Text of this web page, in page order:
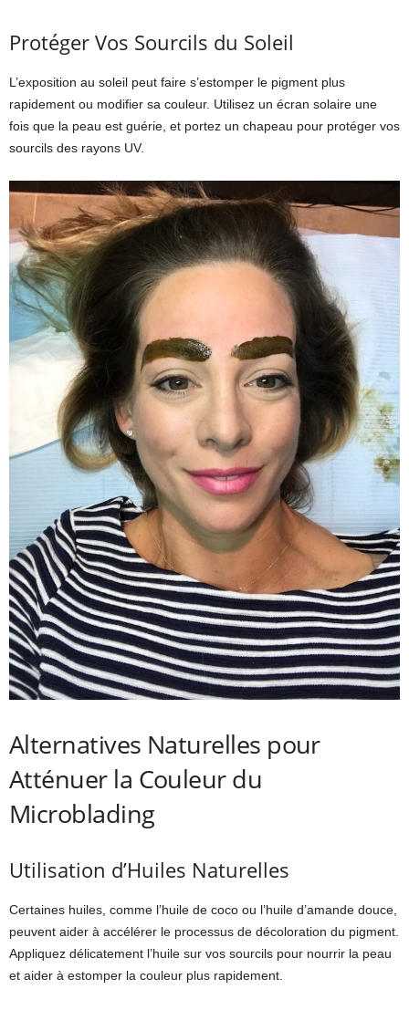
Protéger Vos Sourcils du Soleil
L’exposition au soleil peut faire s’estomper le pigment plus
rapidement ou modifier sa couleur. Utilisez un écran solaire une
fois que la peau est guérie, et portez un chapeau pour protéger vos
sourcils des rayons UV.
Alternatives Naturelles pour
Atténuer la Couleur du
Microblading
Utilisation d’Huiles Naturelles
Certaines huiles, comme l’huile de coco ou l’huile d’amande douce,
peuvent aider à accélérer le processus de décoloration du pigment.
Appliquez délicatement l’huile sur vos sourcils pour nourrir la peau
et aider à estomper la couleur plus rapidement.